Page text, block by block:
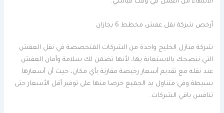
الانتهاء من العمل في وقت قياسي.
أرخص شركة نقل عفش مخطط 6 بجازان
شركة منازل الخليج واحدة من الشركات المتخصصة في نقل العفش
التي ننصحك بالاستعانة بها، لأنها تضمن لك سلامة وأمان العفش
عند نقله مع تقديم أسعار رخيصة مقارنة بأي مكان، حيث أن أسعارها
بسيطة وفي متناول يد الجميع حرصا منها على توفير أقل الأسعار حتى
تنافس باقي الشركات.